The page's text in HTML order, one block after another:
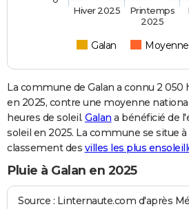
Galan
Hiver 2025
Printemps
2025
La commune de Galan a connu 2
en 2025, contre une moyenne
heures de soleil. Galan a bénéficié de
soleil en 2025. La commune se situe à
classement des villes les plus
Pluie à Galan en 2025
Source : Linternaute.com d'après